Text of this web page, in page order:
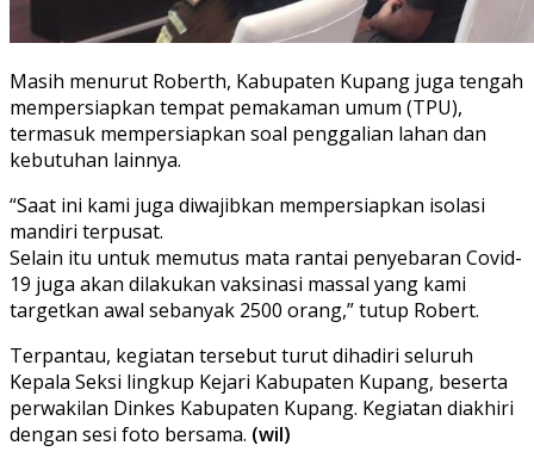
Masih menurut Roberth, Kabupaten Kupang juga tengah
mempersiapkan tempat pemakaman umum (TPU),
termasuk mempersiapkan soal penggalian lahan dan
kebutuhan lainnya.
“Saat ini kami juga diwajibkan mempersiapkan isolasi
mandiri terpusat.
Selain itu untuk memutus mata rantai penyebaran Covid-
19 juga akan dilakukan vaksinasi massal yang kami
targetkan awal sebanyak 2500 orang,” tutup Robert.
Terpantau, kegiatan tersebut turut dihadiri seluruh
Kepala Seksi lingkup Kejari Kabupaten Kupang, beserta
perwakilan Dinkes Kabupaten Kupang. Kegiatan diakhiri
dengan sesi foto bersama. (wil)